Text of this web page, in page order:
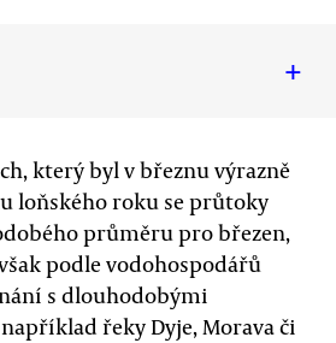
+
který byl v březnu výrazně
loňského roku se průtoky
průměru pro březen,
podle vodohospodářů
s dlouhodobými
řeky Dyje, Morava či